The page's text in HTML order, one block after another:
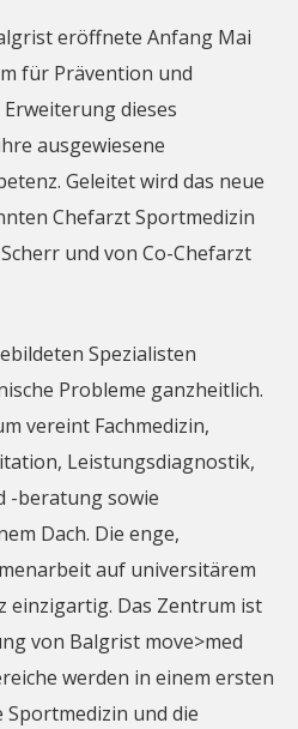
eröffnete Anfang Mai
für Prävention und
dieses
ausgewiesene
Geleitet wird das neue
Chefarzt Sportmedizin
und von Co-Chefarzt
Spezialisten
Probleme ganzheitlich.
vereint Fachmedizin,
Leistungsdiagnostik,
-beratung sowie
Dach. Die enge,
auf universitärem
einzigartig. Das Zentrum ist
von Balgrist move>med
werden in einem ersten
und die